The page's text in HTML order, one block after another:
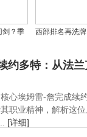
剑？季
西部排名再洗
快船，两队排
约多特：从法
心埃姆雷-詹完成续
职业精神，解析这
[详细]